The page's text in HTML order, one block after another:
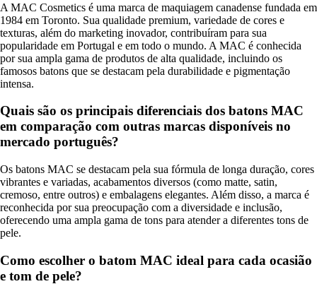
A MAC Cosmetics é uma marca de maquiagem canadense fundada em
1984 em Toronto. Sua qualidade premium, variedade de cores e
texturas, além do marketing inovador, contribuíram para sua
popularidade em Portugal e em todo o mundo. A MAC é conhecida
por sua ampla gama de produtos de alta qualidade, incluindo os
famosos batons que se destacam pela durabilidade e pigmentação
intensa.
Quais são os principais diferenciais dos batons MAC
em comparação com outras marcas disponíveis no
mercado português?
Os batons MAC se destacam pela sua fórmula de longa duração, cores
vibrantes e variadas, acabamentos diversos (como matte, satin,
cremoso, entre outros) e embalagens elegantes. Além disso, a marca é
reconhecida por sua preocupação com a diversidade e inclusão,
oferecendo uma ampla gama de tons para atender a diferentes tons de
pele.
Como escolher o batom MAC ideal para cada ocasião
e tom de pele?